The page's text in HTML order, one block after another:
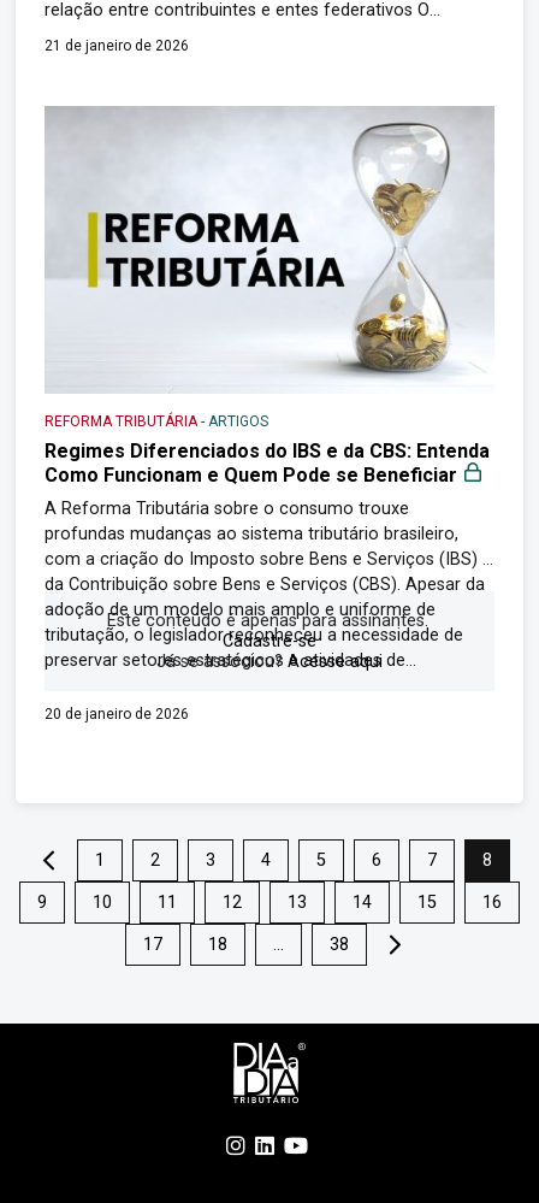
relação entre contribuintes e entes federativos O
processo de implementação da reforma tributária sobre
o consumo entrou em uma nova fase com o
Imposto sobre Bens e Serviços (CGIBS). […]
21 de janeiro de 2026
REFORMA TRIBUTÁRIA - ARTIGOS
Regimes Diferenciados do IBS e da CBS: Entenda
Como Funcionam e Quem Pode se Beneficiar
A Reforma Tributária sobre o consumo trouxe
profundas mudanças ao sistema tributário brasileiro,
com a criação do Imposto sobre Bens e Serviços (IBS) e
da Contribuição sobre Bens e Serviços (CBS). Apesar da
adoção de um modelo mais amplo e uniforme de
tributação, o legislador reconheceu a necessidade de
preservar setores estratégicos e atividades de...
Este conteúdo é apenas para assinantes.
Cadastre-se
Já se associou? Acesse aqui
20 de janeiro de 2026
. 1 2 3 4 5 6 7 8
9 10 11 12 13 14 15 16
17 18 … 38 .